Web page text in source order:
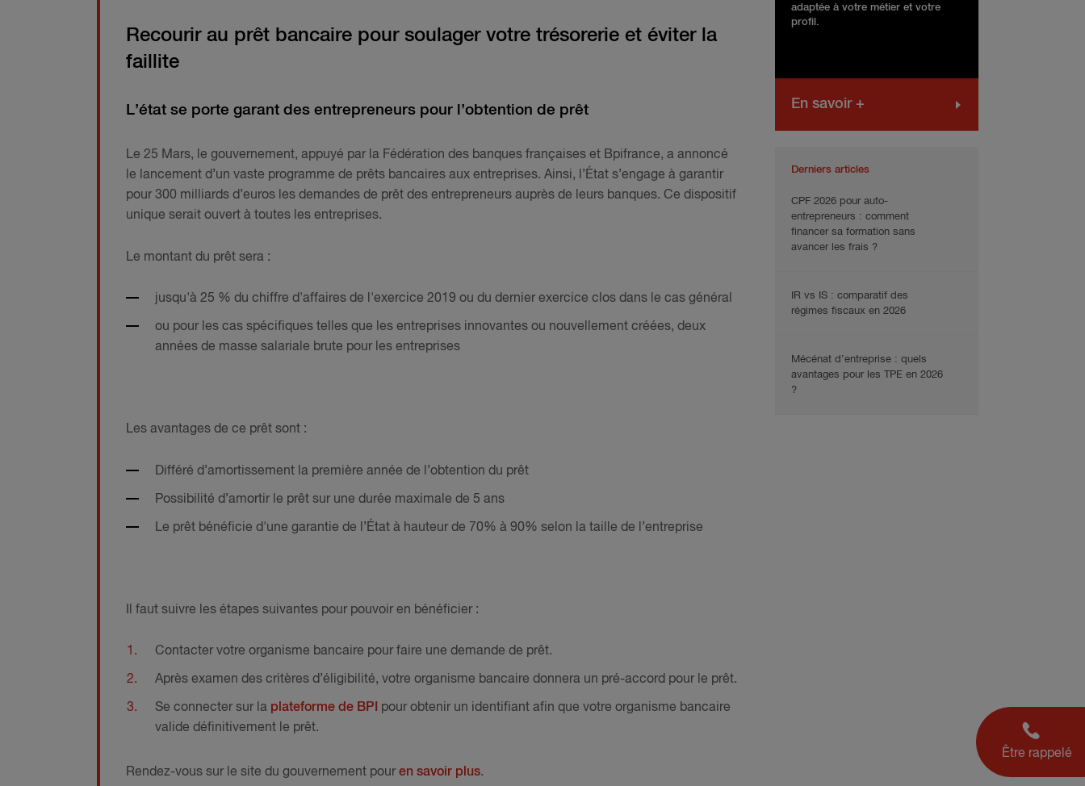
Être rappelé
Recourir au prêt bancaire pour soulager votre trésorerie et éviter la
faillite
L’état se porte garant des entrepreneurs pour l’obtention de prêt
Le 25 Mars, le gouvernement, appuyé par la Fédération des banques françaises et Bpifrance, a annoncé
le lancement d’un vaste programme de prêts bancaires aux entreprises. Ainsi, l’État s’engage à garantir
pour 300 milliards d’euros les demandes de prêt des entrepreneurs auprès de leurs banques. Ce dispositif
unique serait ouvert à toutes les entreprises.
Le montant du prêt sera :
jusqu'à 25 % du chiffre d'affaires de l'exercice 2019 ou du dernier exercice clos dans le cas général
ou pour les cas spécifiques telles que les entreprises innovantes ou nouvellement créées, deux
années de masse salariale brute pour les entreprises
Les avantages de ce prêt sont :
Différé d’amortissement la première année de l’obtention du prêt
Possibilité d’amortir le prêt sur une durée maximale de 5 ans
Le prêt bénéficie d'une garantie de l’État à hauteur de 70% à 90% selon la taille de l’entreprise
Il faut suivre les étapes suivantes pour pouvoir en bénéficier :
Contacter votre organisme bancaire pour faire une demande de prêt.
Après examen des critères d’éligibilité, votre organisme bancaire donnera un pré-accord pour le prêt.
Se connecter sur la plateforme de BPI pour obtenir un identifiant afin que votre organisme bancaire
valide définitivement le prêt.
Rendez-vous sur le site du gouvernement pouren savoir plus.
adaptée à votre métier et votre
profil.
En savoir +
Derniers articles
CPF 2026 pour auto-
entrepreneurs : comment
financer sa formation sans
avancer les frais ?
IR vs IS : comparatif des
régimes fiscaux en 2026
Mécénat d’entreprise : quels
avantages pour les TPE en 2026
?